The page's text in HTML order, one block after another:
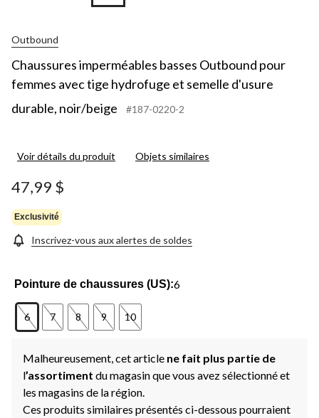
Outbound
Chaussures imperméables basses Outbound pour
femmes avec tige hydrofuge et semelle d'usure
durable, noir/beige
#187-0220-2
Voir détails du produit Objets similaires
47,99 $
Exclusivité
Inscrivez-vous aux alertes de soldes
Pointure de chaussures (US):6
6 7 8 9 10
Malheureusement, cet article ne fait plus partie de
l’assortiment du magasin que vous avez sélectionné et
les magasins de la région.
Ces produits similaires présentés ci-dessous pourraient